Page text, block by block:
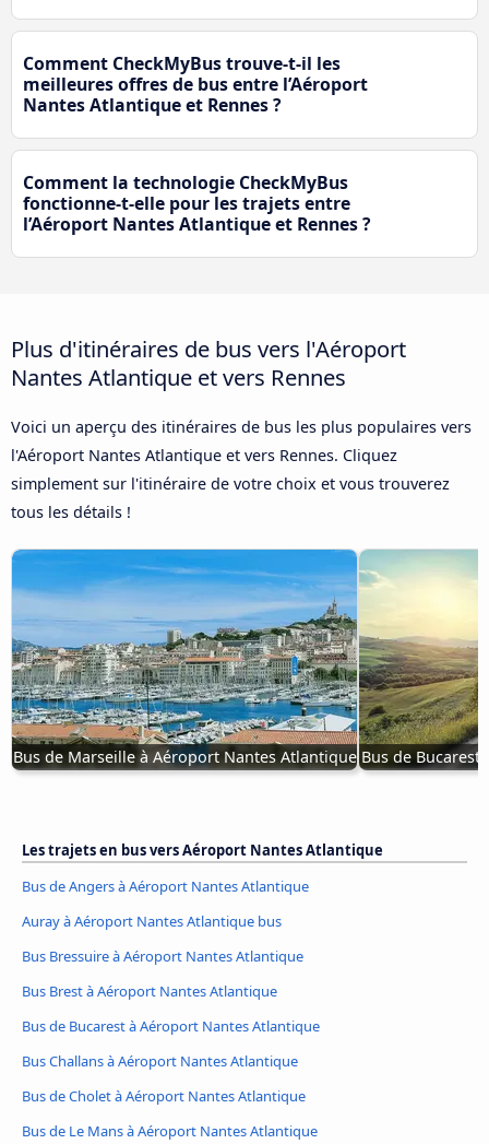
Comment CheckMyBus trouve-t-il les
meilleures offres de bus entre l’Aéroport
Nantes Atlantique et Rennes ?
Comment la technologie CheckMyBus
fonctionne-t-elle pour les trajets entre
l’Aéroport Nantes Atlantique et Rennes ?
Plus d'itinéraires de bus vers l'Aéroport
Nantes Atlantique et vers Rennes
Voici un aperçu des itinéraires de bus les plus populaires vers
l'Aéroport Nantes Atlantique et vers Rennes. Cliquez
simplement sur l'itinéraire de votre choix et vous trouverez
tous les détails !
Bus de Marseille à Aéroport Nantes Atlantique Bus de
Les trajets en bus vers Aéroport Nantes Atlantique
Bus de Angers à Aéroport Nantes Atlantique
Auray à Aéroport Nantes Atlantique bus
Bus Bressuire à Aéroport Nantes Atlantique
Bus Brest à Aéroport Nantes Atlantique
Bus de Bucarest à Aéroport Nantes Atlantique
Bus Challans à Aéroport Nantes Atlantique
Bus de Cholet à Aéroport Nantes Atlantique
Bus de Le Mans à Aéroport Nantes Atlantique